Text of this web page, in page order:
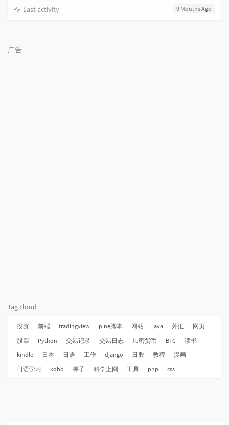
9 Mouths Ago
Last activity
广告
Tag cloud
投资 前端 tradingview pine脚本 网站 java 外汇
网页
股票
Python 交易记录 交易日志 加密货币 BTC
读书
kindle
日本 日语 工作 django 日股 教程
漫画
日语学习
kobo 梯子 科学上网 工具 php css